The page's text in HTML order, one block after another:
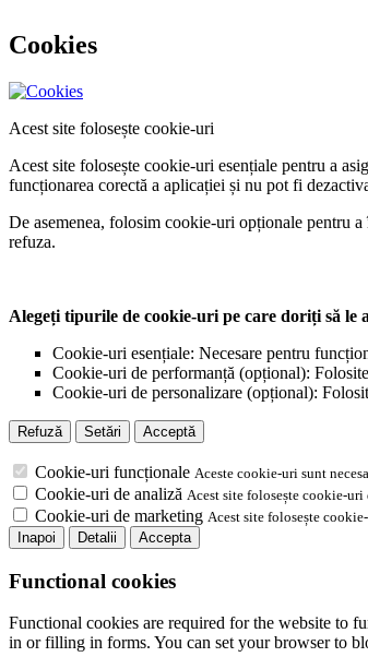
Cookies
Acest site folosește cookie-uri
Acest site folosește cookie-uri esențiale pentru a
funcționarea corectă a aplicației și nu pot fi
De asemenea, folosim cookie-uri opționale pentru
refuza.
Alegeți tipurile de cookie-uri pe care doriți să le
Cookie-uri esențiale: Necesare pentru
Cookie-uri de performanță (opțional):
Cookie-uri de personalizare (opțional):
Refuză Setări Acceptă
Cookie-uri funcționale Aceste cookie-uri sunt
Cookie-uri de analiză Acest site folosește cookie-
Cookie-uri de marketing Acest site folosește
Inapoi
Detalii Accepta
Functional cookies
Functional cookies are required for the website to
in or filling in forms. You can set your browser to